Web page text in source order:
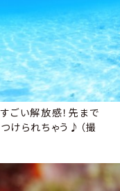
ごい解放感！先まで
けられちゃう♪（撮